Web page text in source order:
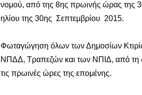
νομού, από της 8ης πρωινής ώρας της
ηλίου της 30ης Σεπτεμβρίου 2015.
Φωταγώγηση όλων των Δημοσίων
ΝΠΔΔ, Τραπεζών και των ΝΠΙΔ, από τη
τις πρωινές ώρες της επομένης.